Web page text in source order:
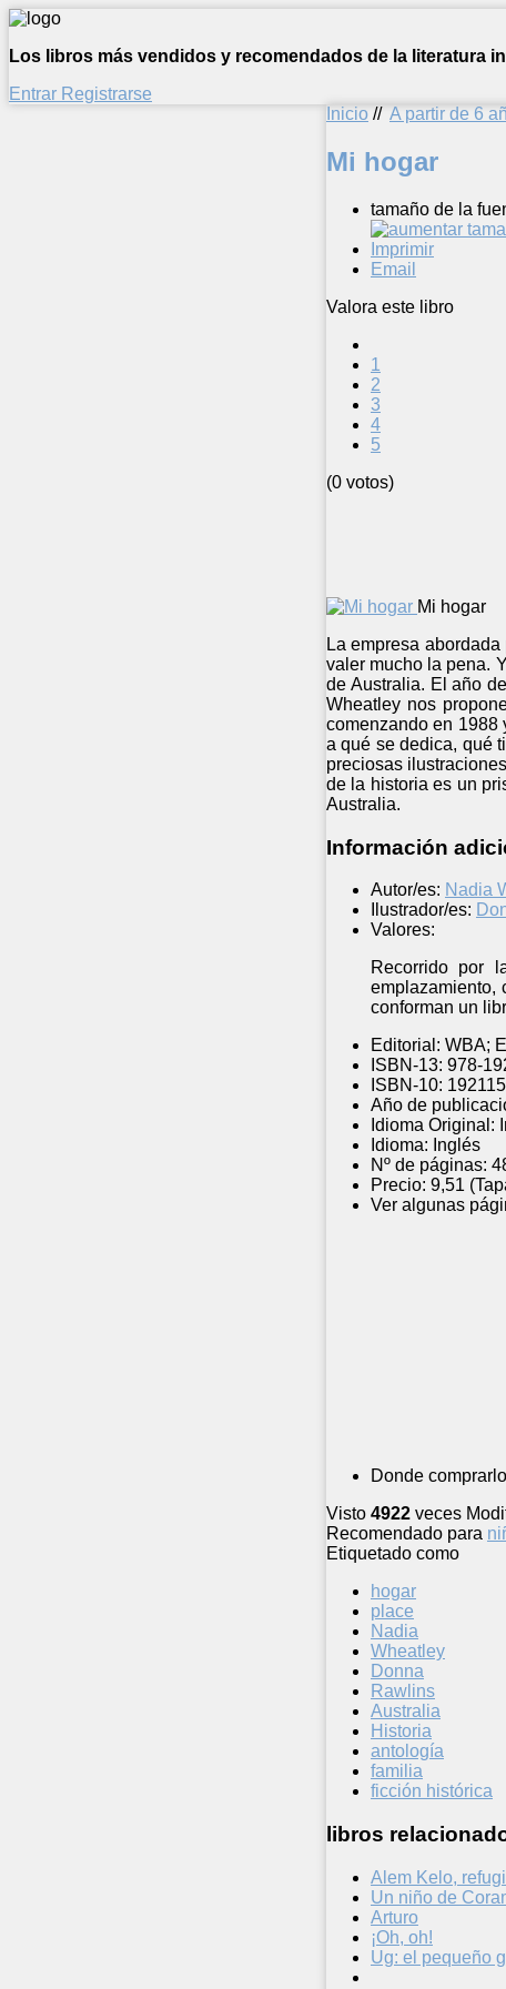
Los libros más vendidos y recomendados de la literatura
Entrar Registrarse
Inicio // A partir de 6
Mi hogar
tamaño de la
Imprimir
Email
Valora este libro
1
2
3
4
5
(0 votos)
Mi hogar
La empresa
valer mucho la pena.
de Australia. El año
Wheatley nos
comenzando en 1988
a qué se dedica, qué
preciosas
de la historia es un
Australia.
Información
Autor/es: Nadia
Ilustrador/es:
Valores:
Recorrido por
emplazamiento,
conforman un
Editorial: WBA;
ISBN-13: 978-
ISBN-10:
Año de
Idioma Original:
Idioma: Inglés
Nº de páginas:
Precio: 9,51
Ver algunas
Donde
Visto 4922 veces
Recomendado para
Etiquetado como
hogar
place
Nadia
Wheatley
Donna
Rawlins
Australia
Historia
antología
familia
ficción histórica
libros
Alem Kelo,
Un niño de
Arturo
¡Oh, oh!
Ug: el pequeño